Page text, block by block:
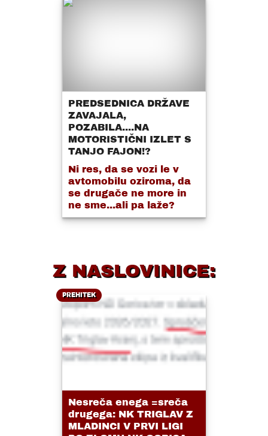
PREDSEDNICA DRŽAVE
ZAVAJALA,
POZABILA....NA
MOTORISTIČNI IZLET S
TANJO FAJON!?
Ni res, da se vozi le v
avtomobilu oziroma, da
se drugače ne more in
ne sme...ali pa laže?
Z NASLOVINICE:
PREHITEK
Nesreča enega =sreča
drugega: NK TRIGLAV Z
MLADINCI V PRVI LIGI